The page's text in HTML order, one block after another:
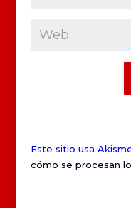
Este sitio usa
cómo se procesan